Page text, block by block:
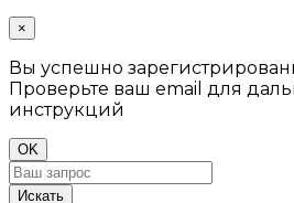
×
Вы успешно
Проверьте ваш email для
инструкций
OK
Искать